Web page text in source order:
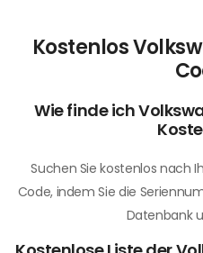
Kostenlos
Wie finde ich
Suchen Sie kostenlos nach
Code, indem Sie die
Datenbank